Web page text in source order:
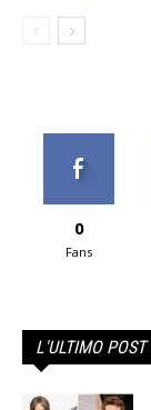
0
Fans
L'ULTIMO POST